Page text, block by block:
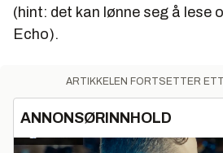
(hint: det kan lønne seg å lese
Echo).
ARTIKKELEN FORTSETTER
ANNONSØRINNHOLD